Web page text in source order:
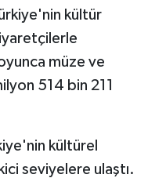
kültür
müze ve
514 bin 211
kültürel
seviyelere ulaştı.